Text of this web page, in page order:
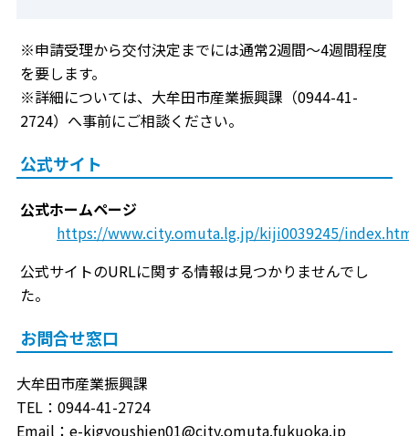
※申請受理から交付決定までには通常2週間～4週間程度
を要します。
※詳細については、大牟田市産業振興課（0944-41-
2724）へ事前にご相談ください。
公式サイト
公式ホームページ
https://www.city.omuta.lg.jp/kiji0039245/
公式サイトのURLに関する情報は見つかりませんでし
た。
お問合せ窓口
大牟田市産業振興課
TEL：0944-41-2724
Email：e-kigyoushien01@city.omuta.fukuoka.jp